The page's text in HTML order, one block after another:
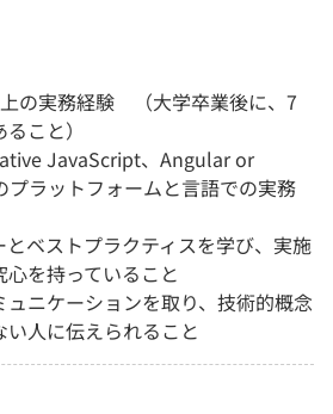
上の実務経験 （大学卒業後に、7
こと）
JavaScript、Angular or
プラットフォームと言語での実務
とベストプラクティスを学び、実施
を持っていること
ュニケーションを取り、技術的概念
人に伝えられること